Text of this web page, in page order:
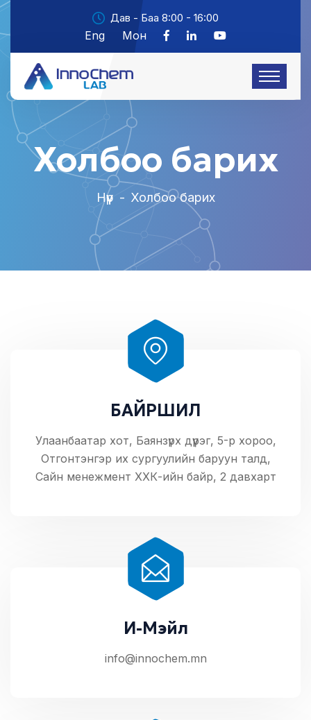
Дав - Баа 8:00 - 16:00
Eng Мон
Холбоо барих
Нүүр - Холбоо барих
БАЙРШИЛ
Улаанбаатар хот, Баянзүрх дүүрэг, 5-р хороо,
Отгонтэнгэр их сургуулийн баруун талд,
Сайн менежмент ХХК-ийн байр, 2 давхарт
И-Мэйл
info@innochem.mn